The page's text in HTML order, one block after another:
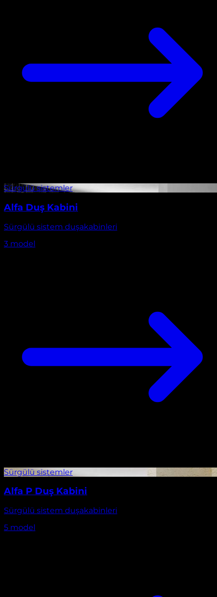
Alfa Duş Kabini
Sürgülü sistem duşakabinleri
3 model
Alfa P Duş Kabini
Sürgülü sistem duşakabinleri
5 model